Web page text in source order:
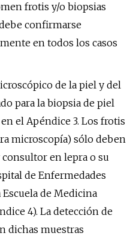
frotis y/o biopsias
confirmarse
en todos los casos
de la piel y del
para la biopsia de piel
el Apéndice 3. Los frotis
microscopía) sólo deben
en lepra o su
de Enfermedades
de Medicina
4). La detección de
dichas muestras